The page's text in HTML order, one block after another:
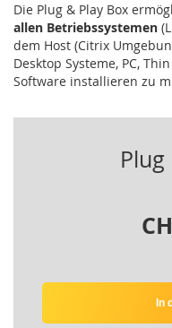
Die Plug & Play Box
allen Betriebssystemen
dem Host (Citrix
Desktop Systeme, PC,
Software installieren zu
In